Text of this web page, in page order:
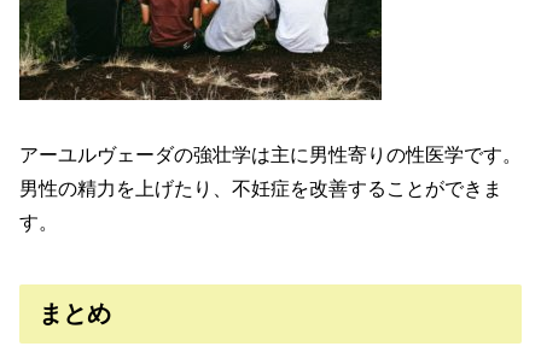
アーユルヴェーダの強壮学は主に男性寄りの性医学です。
男性の精力を上げたり、不妊症を改善することができま
す。
まとめ